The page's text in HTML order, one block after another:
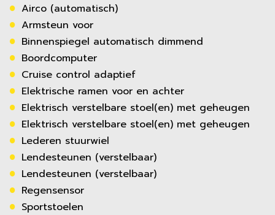
Airco (automatisch)
Armsteun voor
Binnenspiegel automatisch dimmend
Boordcomputer
Cruise control adaptief
Elektrische ramen voor en achter
Elektrisch verstelbare stoel(en) met geheugen
Elektrisch verstelbare stoel(en) met geheugen
Lederen stuurwiel
Lendesteunen (verstelbaar)
Lendesteunen (verstelbaar)
Regensensor
Sportstoelen